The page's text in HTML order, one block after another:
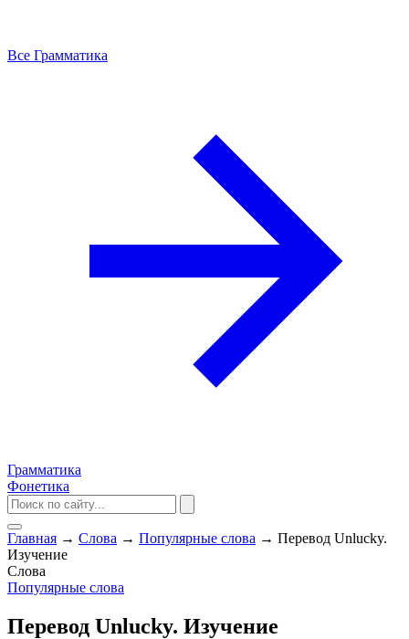
Все Грамматика
Грамматика
Фонетика
Главная → Слова → Популярные слова → Перевод Unlucky.
Изучение
Слова
Популярные слова
Перевод Unlucky. Изучение